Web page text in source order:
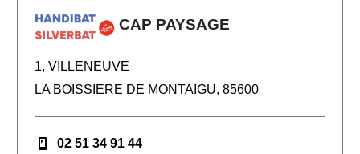
CAP PAYSAGE
1, VILLENEUVE
LA BOISSIERE DE MONTAIGU, 85600
02 51 34 91 44